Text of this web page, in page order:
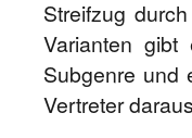
Streifzug
Varianten
Subgenre und
Vertreter